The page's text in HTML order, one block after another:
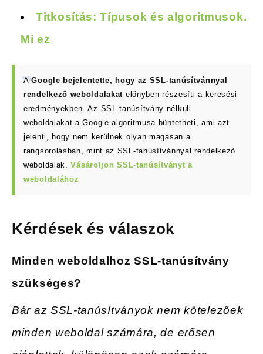
Titkosítás: Típusok és algoritmusok.
Mi ez
AGoogle bejelentette, hogy az SSL-tanúsítvánnyal
rendelkező weboldalakat előnyben részesíti a keresési
eredményekben. Az SSL-tanúsítvány nélküli
weboldalakat a Google algoritmusa büntetheti, ami azt
jelenti, hogy nem kerülnek olyan magasan a
rangsorolásban, mint az SSL-tanúsítvánnyal rendelkező
weboldalak.Vásároljon SSL-tanúsítványt a
weboldalához
Kérdések és válaszok
Minden weboldalhoz SSL-tanúsítvány
szükséges?
Bár az SSL-tanúsítványok nem kötelezőek
minden weboldal számára, de erősen